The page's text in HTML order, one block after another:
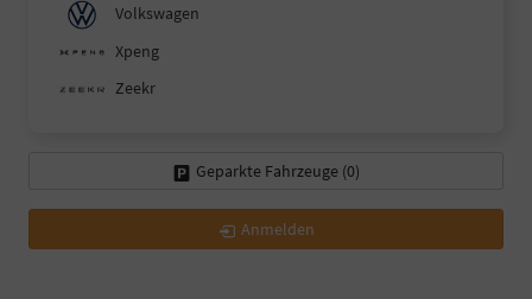
Volkswagen
Xpeng
Zeekr
Geparkte Fahrzeuge (0)
Anmelden